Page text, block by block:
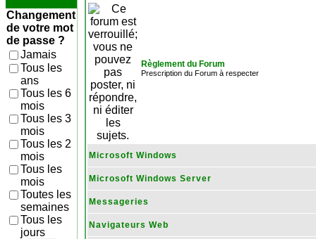
Changement
de votre mot
de passe ?
Jamais
Tous les
ans
Tous les 6
mois
Tous les 3
mois
Tous les 2
mois
Tous les
mois
Toutes les
semaines
Tous les
jours
Règlement du Forum
Prescription du Forum à respecter
Microsoft Windows
Microsoft Windows Server
Messageries
Navigateurs Web